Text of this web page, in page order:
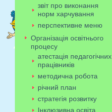
звіт про виконання
норм харчування
перспективне меню
Організація освітнього
процесу
атестація педагогічних
працівників
методична робота
річний план
стратегія розвитку
Інклюзивна освіта